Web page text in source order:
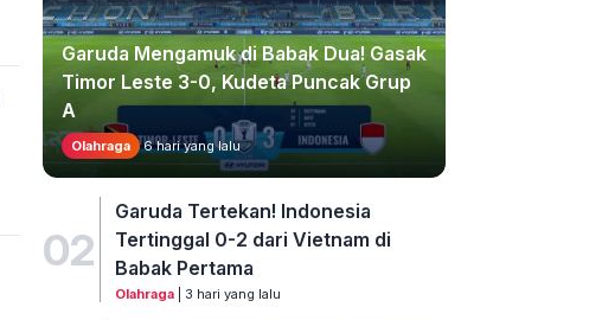
Garuda Mengamuk di Babak Dua! Gasak
Timor Leste 3-0, Kudeta Puncak Grup
A
Olahraga 6 hari yang lalu
02
Garuda Tertekan! Indonesia
Tertinggal 0-2 dari Vietnam di
Babak Pertama
Olahraga| 3 hari yang lalu